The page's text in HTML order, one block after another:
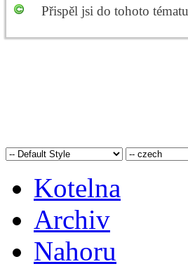
Přispěl jsi do tohoto tématu
Kotelna
Archiv
Nahoru